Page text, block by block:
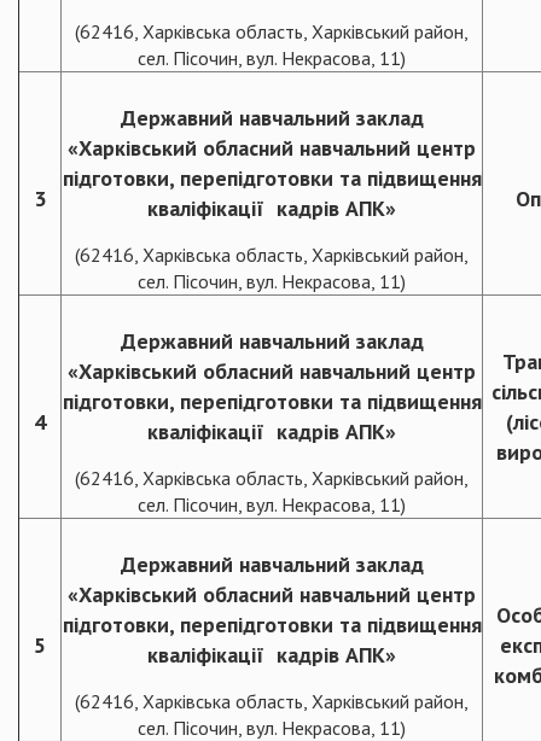
(62416, Харківська область, Харківський район,
сел. Пісочин, вул. Некрасова, 11)
3
Державний навчальний заклад
«Харківський обласний навчальний центр
підготовки, перепідготовки та підвищення
кваліфікації кадрів АПК»
(62416, Харківська область, Харківський район,
сел. Пісочин, вул. Некрасова, 11)
4
Державний навчальний заклад
«Харківський обласний навчальний центр
підготовки, перепідготовки та підвищення
кваліфікації кадрів АПК»
(62416, Харківська область, Харківський район,
сел. Пісочин, вул. Некрасова, 11)
5
Державний навчальний заклад
«Харківський обласний навчальний центр
підготовки, перепідготовки та підвищення
кваліфікації кадрів АПК»
(62416, Харківська область, Харківський район,
сел. Пісочин, вул. Некрасова, 11)